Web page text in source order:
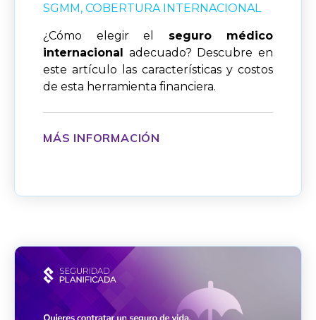
SGMM COBERTURA INTERNACIONAL
¿Cómo elegir el seguro médico
internacional adecuado? Descubre en
este artículo las características y costos
de esta herramienta financiera.
MÁS INFORMACIÓN